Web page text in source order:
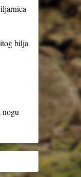
bilja